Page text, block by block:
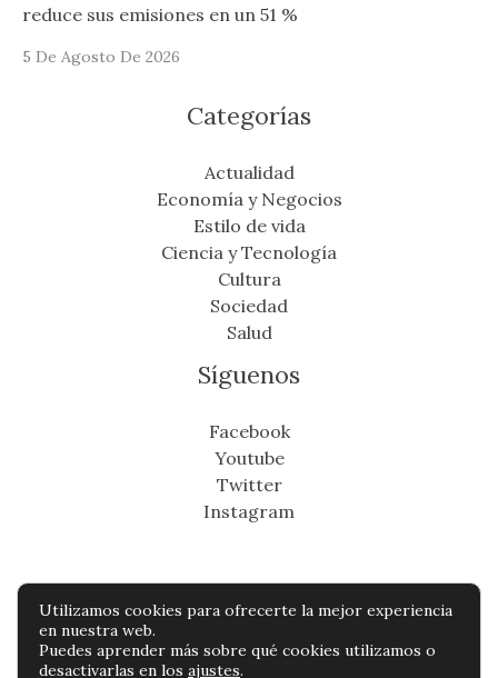
reduce sus emisiones en un 51 %
5 De Agosto De 2026
Categorías
Actualidad
Economía y Negocios
Estilo de vida
Ciencia y Tecnología
Cultura
Sociedad
Salud
Síguenos
Facebook
Youtube
Twitter
Instagram
Copyright © Todos os direitos reservados -
cronicafinanciera.com
Utilizamos cookies para ofrecerte la mejor experiencia
en nuestra web.
Puedes aprender más sobre qué cookies utilizamos o
desactivarlas en los ajustes.